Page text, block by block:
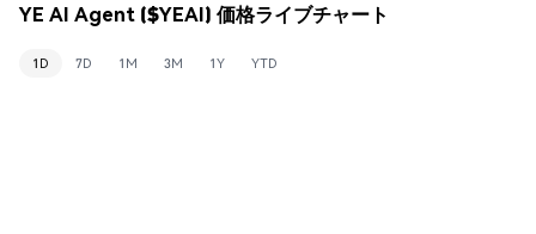
YE AI Agent ($YEAI) 価格ライブチャート
1D 7D 1M 3M 1Y YTD